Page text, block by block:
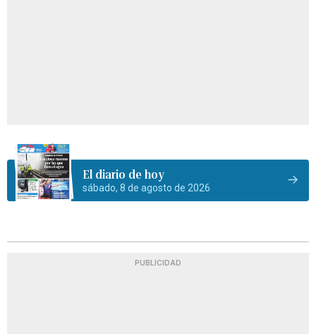
El diario de hoy
sábado, 8 de agosto de 2026
PUBLICIDAD